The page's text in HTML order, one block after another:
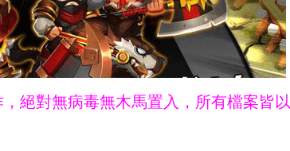
絕對無病毒無木馬置入，所有檔案皆以